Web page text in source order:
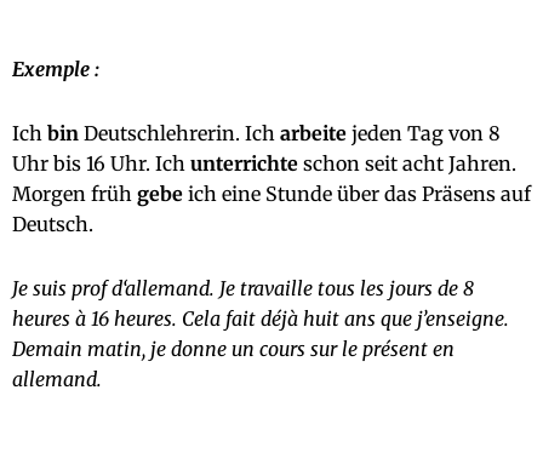
Exemple :
Ich bin Deutschlehrerin. Ich arbeite jeden Tag von 8
Uhr bis 16 Uhr. Ich unterrichte schon seit acht Jahren.
Morgen früh gebe ich eine Stunde über das Präsens auf
Deutsch.
Je suis prof d‘allemand. Je travaille tous les jours de 8
heures à 16 heures. Cela fait déjà huit ans que j’enseigne.
Demain matin, je donne un cours sur le présent en
allemand.